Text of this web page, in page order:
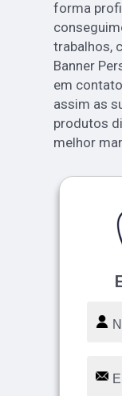
forma
trabalhos,
Banner
em
assim as
produtos
melhor